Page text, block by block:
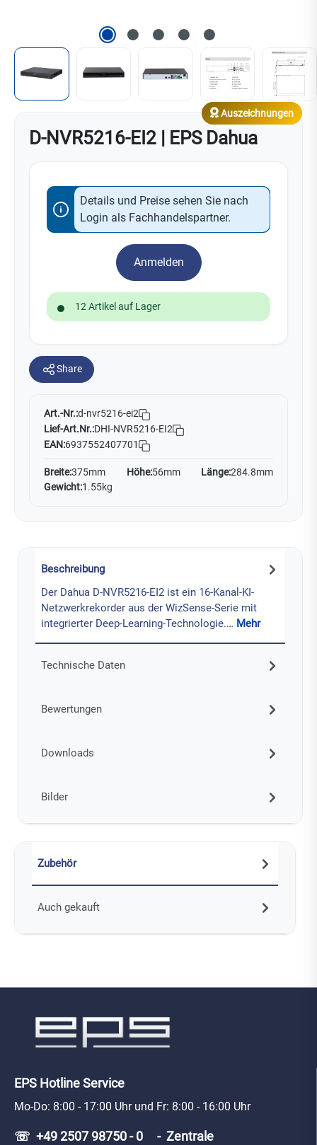
D-NVR5216-EI2 | EPS Dahua
Auszeichnungen
Details und Preise sehen Sie nach
Login als Fachhandelspartner.
Anmelden
12 Artikel auf Lager
Share
Art.-Nr.:d-nvr5216-ei2
Lief-Art.Nr.:DHI-NVR5216-EI2
EAN:6937552407701
Breite:375mm Höhe:56mm Länge:284.8mm
Gewicht:1.55kg
Beschreibung
Der Dahua D-NVR5216-EI2 ist ein 16-Kanal-KI-
Netzwerkrekorder aus der WizSense-Serie mit
integrierter Deep-Learning-Technologie.… Mehr
Technische Daten
Bewertungen
Downloads
Bilder
Zubehör
Auch gekauft
EPS Hotline Service
Mo-Do: 8:00 - 17:00 Uhr und Fr: 8:00 - 16:00 Uhr
☏ +49 2507 98750 - 0 - Zentrale